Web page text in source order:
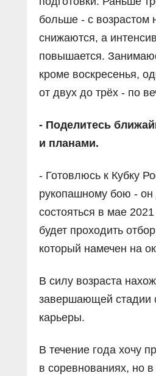
больше - с возрастом
снижаются, а
повышается.
кроме воскресенья,
от двух до трёх - по
- Поделитесь
и планами.
- Готовлюсь к Кубку
рукопашному бою -
состояться в мае
будет проходить
который намечен на
В силу возраста
завершающей стадии
карьеры.
В течение года хочу
в соревнованиях, но